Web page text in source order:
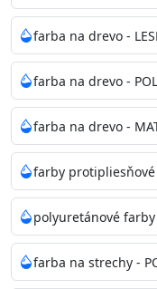
Informácie k aplikácií
Pred použitím farbu
spôsobu aplikácie.
aj počas náteru.
vrstvu štetcom,
farba zasychá na
dokonalom
4hod/23°C je
Doba schnutia je
podmienkach s
teplotou sa doba
farba na drevo -
farba na drevo -
farba na drevo -
farby
polyuretánové
farba na strechy -